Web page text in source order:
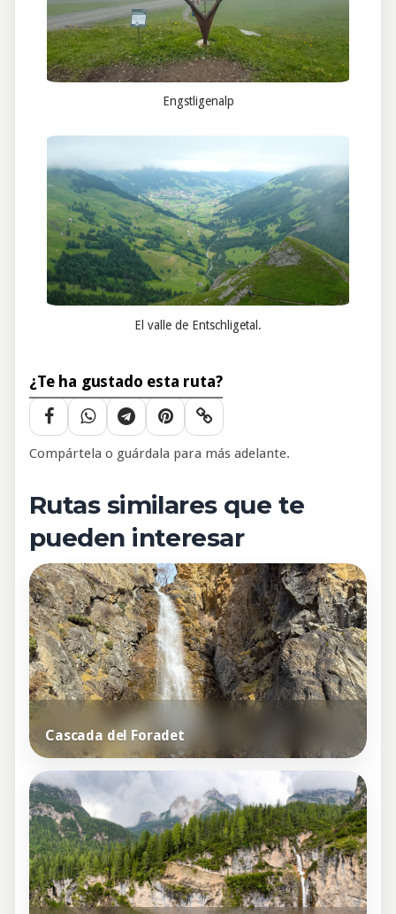
Engstligenalp
El valle de Entschligetal.
¿Te ha gustado esta ruta?
Compártela o guárdala para más adelante.
Rutas similares que te
pueden interesar
Cascada del Foradet